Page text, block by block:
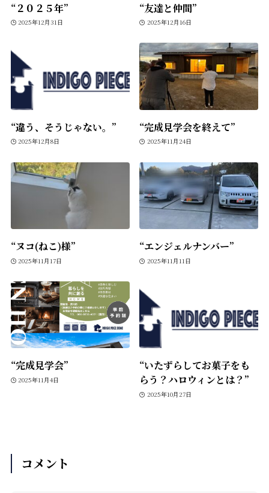
“２０２５年”
2025年12月31日
“友達と仲間”
2025年12月16日
“違う、そうじゃない。”
2025年12月8日
“完成見学会を終えて”
2025年11月24日
“ヌコ(ねこ)様”
2025年11月17日
“エンジェルナンバー”
2025年11月11日
“完成見学会”
2025年11月4日
“いたずらしてお菓子をも
らう？ハロウィンとは？”
2025年10月27日
コメント